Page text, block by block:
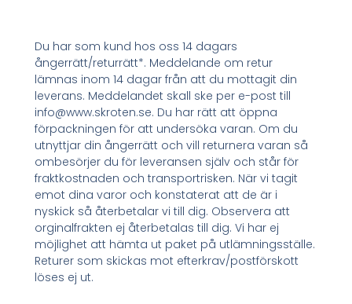
Du har som kund hos oss 14 dagars
ångerrätt/returrätt*. Meddelande om retur
lämnas inom 14 dagar från att du mottagit din
leverans. Meddelandet skall ske per e-post till
info@www.skroten.se. Du har rätt att öppna
förpackningen för att undersöka varan. Om du
utnyttjar din ångerrätt och vill returnera varan så
ombesörjer du för leveransen själv och står för
fraktkostnaden och transportrisken. När vi tagit
emot dina varor och konstaterat att de är i
nyskick så återbetalar vi till dig. Observera att
orginalfrakten ej återbetalas till dig. Vi har ej
möjlighet att hämta ut paket på utlämningsställe.
Returer som skickas mot efterkrav/postförskott
löses ej ut.